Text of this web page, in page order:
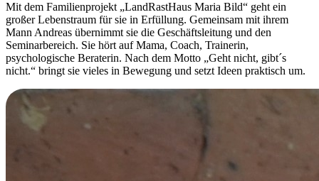
Mit dem Familienprojekt „LandRastHaus Maria Bild“ geht ein
großer Lebenstraum für sie in Erfüllung. Gemeinsam mit ihrem
Mann Andreas übernimmt sie die Geschäftsleitung und den
Seminarbereich. Sie hört auf Mama, Coach, Trainerin,
psychologische Beraterin. Nach dem Motto „Geht nicht, gibt´s
nicht.“ bringt sie vieles in Bewegung und setzt Ideen praktisch um.